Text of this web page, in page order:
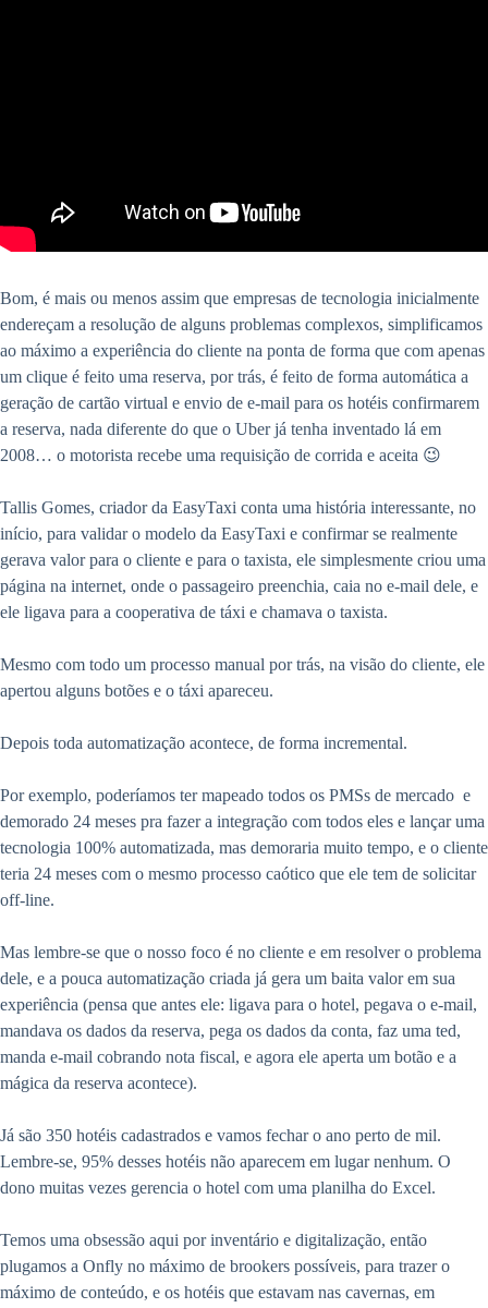
Bom, é mais ou menos assim que empresas de tecnologia inicialmente
endereçam a resolução de alguns problemas complexos, simplificamos
ao máximo a experiência do cliente na ponta de forma que com apenas
um clique é feito uma reserva, por trás, é feito de forma automática a
geração de cartão virtual e envio de e-mail para os hotéis confirmarem
a reserva, nada diferente do que o Uber já tenha inventado lá em
2008… o motorista recebe uma requisição de corrida e aceita 😉
Tallis Gomes, criador da EasyTaxi conta uma história interessante, no
início, para validar o modelo da EasyTaxi e confirmar se realmente
gerava valor para o cliente e para o taxista, ele simplesmente criou uma
página na internet, onde o passageiro preenchia, caia no e-mail dele, e
ele ligava para a cooperativa de táxi e chamava o taxista.
Mesmo com todo um processo manual por trás, na visão do cliente, ele
apertou alguns botões e o táxi apareceu.
Depois toda automatização acontece, de forma incremental.
Por exemplo, poderíamos ter mapeado todos os PMSs de mercado e
demorado 24 meses pra fazer a integração com todos eles e lançar uma
tecnologia 100% automatizada, mas demoraria muito tempo, e o cliente
teria 24 meses com o mesmo processo caótico que ele tem de solicitar
off-line.
Mas lembre-se que o nosso foco é no cliente e em resolver o problema
dele, e a pouca automatização criada já gera um baita valor em sua
experiência (pensa que antes ele: ligava para o hotel, pegava o e-mail,
mandava os dados da reserva, pega os dados da conta, faz uma ted,
manda e-mail cobrando nota fiscal, e agora ele aperta um botão e a
mágica da reserva acontece).
Já são 350 hotéis cadastrados e vamos fechar o ano perto de mil.
Lembre-se, 95% desses hotéis não aparecem em lugar nenhum. O
dono muitas vezes gerencia o hotel com uma planilha do Excel.
Temos uma obsessão aqui por inventário e digitalização, então
plugamos a Onfly no máximo de brookers possíveis, para trazer o
máximo de conteúdo, e os hotéis que estavam nas cavernas, em